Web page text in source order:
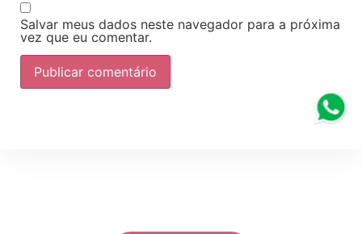
Salvar meus dados neste navegador para a próxima
vez que eu comentar.